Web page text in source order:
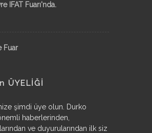
IFAT Fuarı'nda.
Fuar
ÜYELİĞİ
şimdi üye olun. Durko
haberlerinden,
ve duyurularından ilk siz